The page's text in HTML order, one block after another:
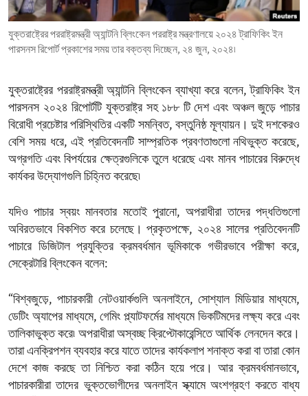
ENVIRONMENT AND HEALTH
IDEALS AND INSTITUTIONS
যুক্তরাষ্ট্রের পররাষ্ট্রমন্ত্রী অ্যান্টনি ব্লিংকেন পররাষ্ট্র মন্ত্রণালয়ে ২০২৪ ট্রাফিকিং ইন
পারসনস রিপোর্ট প্রকাশের সময় তার বক্তব্য দিচ্ছেন, ২৪ জুন, ২০২৪৷
যুক্তরাষ্ট্রের পররাষ্ট্রমন্ত্রী অ্যান্টনি ব্লিংকেন ব্যাখ্যা করে বলেন, ট্রাফিকিং ইন
পারসনস ২০২৪ রিপোর্টটি যুক্তরাষ্ট্র সহ ১৮৮ টি দেশ এবং অঞ্চল জুড়ে পাচার
বিরোধী প্রচেষ্টার পরিস্থিতির একটি সমন্বিত, বস্তুনিষ্ঠ মূল্যায়ন। দুই দশকেরও
বেশি সময় ধরে, এই প্রতিবেদনটি সাম্প্রতিক প্রবণতাগুলো নথিভুক্ত করেছে,
অগ্রগতি এবং বিপর্যয়ের ক্ষেত্রগুলিকে তুলে ধরেছে এবং মানব পাচারের বিরুদ্ধে
কার্যকর উদ্যোগগুলি চিহ্নিত করেছে৷
যদিও পাচার স্বয়ং মানবতার মতোই পুরানো, অপরাধীরা তাদের পদ্ধতিগুলো
অবিরতভাবে বিকশিত করে চলেছে। প্রকৃতপক্ষে, ২০২৪ সালের প্রতিবেদনটি
পাচারে ডিজিটাল প্রযুক্তির ক্রমবর্ধমান ভূমিকাকে গভীরভাবে পরীক্ষা করে,
সেক্রেটারি ব্লিংকেন বলেন:
“বিশ্বজুড়ে, পাচারকারী নেটওয়ার্কগুলি অনলাইনে, সোশ্যাল মিডিয়ার মাধ্যমে,
ডেটিং অ্যাপের মাধ্যমে, গেমিং প্ল্যাটফর্মের মাধ্যমে ভিকটিমদের লক্ষ্য করে এবং
তালিকাভুক্ত করে৷ অপরাধীরা অস্বচ্ছ ক্রিপ্টোকারেন্সিতে আর্থিক লেনদেন করে।
তারা এনক্রিপশন ব্যবহার করে যাতে তাদের কার্যকলাপ শনাক্ত করা বা তারা কোন
দেশে কাজ করছে তা নিশ্চিত করা কঠিন হয়ে পরে। আর ক্রমবর্ধমানভাবে,
পাচারকারীরা তাদের ভুক্তভোগীদের অনলাইন স্ক্যামে অংশগ্রহণ করতে বাধ্য